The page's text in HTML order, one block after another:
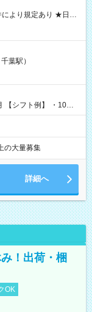
金GET♪ お仕事後はコ
間】試
葉駅）
の大量募集
詳細へ
！出荷・梱
OK